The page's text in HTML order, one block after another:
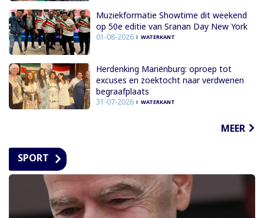
Muziekformatie Showtime dit weekend
op 50e editie van Sranan Day New York
01-08-2026 WATERKANT
Herdenking Mariënburg: oproep tot
excuses en zoektocht naar verdwenen
begraafplaats
31-07-2026 WATERKANT
MEER
SPORT